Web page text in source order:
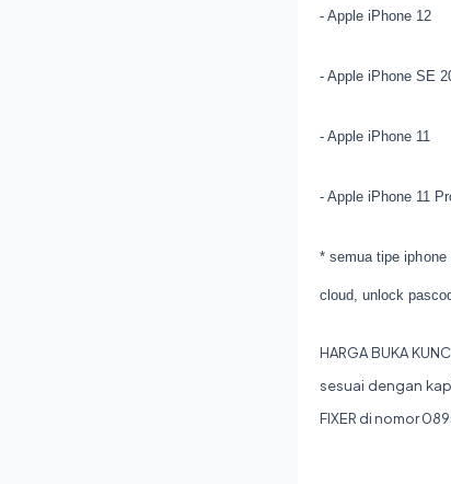
- Apple iPhone 12
- Apple iPhone SE
- Apple iPhone 11
- Apple iPhone 11
* semua tipe
cloud, unlock
HARGA BUKA
sesuai dengan
FIXER di nomor